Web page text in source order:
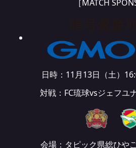
［MATCH
日時：11月13日（土）
対戦：FC琉球vsジェフユ
会場：タピック県総ひや